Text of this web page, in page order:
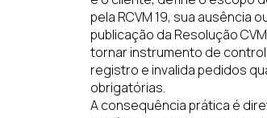
pela RCVM 19, sua ausência
publicação da Resolução
tornar instrumento de
registro e invalida pedidos
obrigatórias.
A consequência prática é